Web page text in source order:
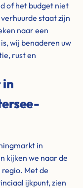
of het budget niet
staat zijn
naar een
wij benaderen uw
rust en
in
in
kijken we naar de
Met de
ijkpunt, zien